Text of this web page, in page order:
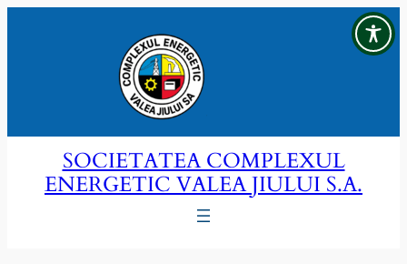
SOCIETATEA COMPLEXUL
ENERGETIC VALEA JIULUI S.A.